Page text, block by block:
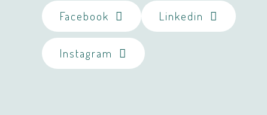
Facebook Linkedin
Instagram